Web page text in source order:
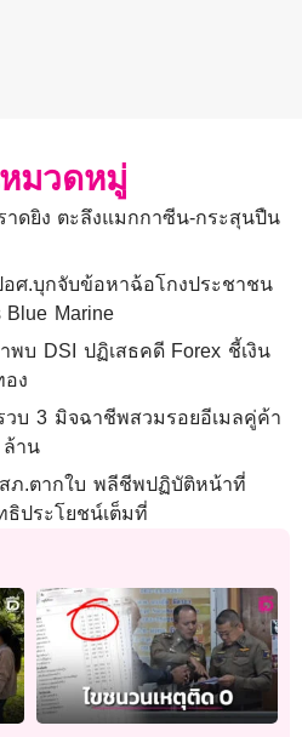
มวดหมู่
าดยิง ตะลึงแมกกาซีน-กระสุนปืน
อศ.บุกจับข้อหาฉ้อโกงประชาชน
Marine
พบ DSI ปฏิเสธคดี Forex ชี้เงิน
อง
วบ 3 มิจฉาชีพสวมรอยอีเมลคู่ค้า
ล้าน
ภ.ตากใบ พลีชีพปฏิบัติหน้าที่
ธิประโยชน์เต็มที่